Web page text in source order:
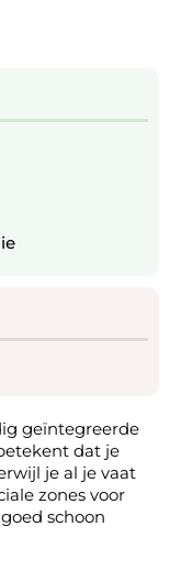
geïntegreerde
dat je
je al je vaat
zones voor
schoon